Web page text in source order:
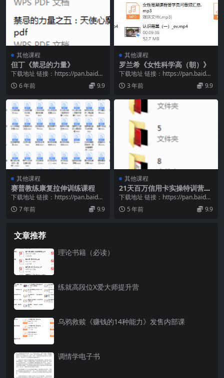
其他课程
但丁《禁忌的力量》
下载地址 链接：https://pan.baidu.
com/s/1XS0o2kw...
6 年前 9.9
其他课程
罗兰希《女性科学高（朝）》
下载地址 链接：https://pan.baidu.
com/s/16a1kpVT...
3 年前 9.9
其他课程
赛普教练康复拉伸训练课程
下载地址 链接：https://pan.baidu.
com/s/1Mvuj2zT...
7 年前 9.9
其他课程
21天百万信用卡实操特训营
（完结）
下载地址 链接：https://pan.baidu.
com/s/1SnsCF2w...
5 年前 9.9
文章推荐
理论书籍（必读）
练就高段位X爱大师提升营
乌鸦救赎《赚钱的14种能力》发售内部课
调情学电子书